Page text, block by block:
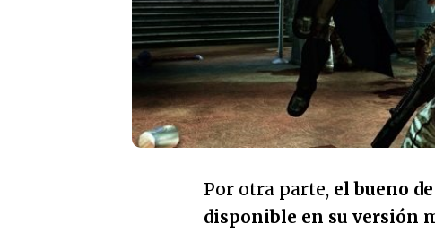
Por otra parte, el bueno
disponible en su versión